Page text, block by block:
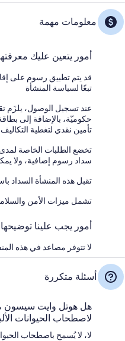
معلومات مهمة
أمور يتعين عليك
قد يتم تطبيق رسوم على
تبعًا لسياسة المنشأة
عند تسجيل الوصول، يلزَم
حكوميّة، بالإضافة إلى
تأمين نقدي لتغطية التكاليف
تخضع الطلبات الخاصة
سداد رسوم إضافية، ولا
تقبل هذه المنشأة السداد
تشمل ميزات الأمن
أمور يجب علينا توضيحها
لا تتوفر مصاعد في هذه
أسئلة متكررة
هل هوتل وايت سيسون
لاصطحاب الحيوانات
لا، لا يُسمح باصطحاب